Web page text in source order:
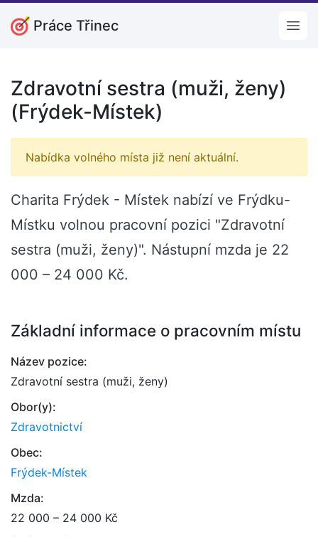
Práce Třinec
Zdravotní sestra (muži, ženy)
(Frýdek-Místek)
Nabídka volného místa již není aktuální.
Charita Frýdek - Místek nabízí ve Frýdku-
Místku volnou pracovní pozici "Zdravotní
sestra (muži, ženy)". Nástupní mzda je 22
000 – 24 000 Kč.
Základní informace o pracovním místu
Název pozice:
Zdravotní sestra (muži, ženy)
Obor(y):
Zdravotnictví
Obec:
Frýdek-Místek
Mzda:
22 000 – 24 000 Kč